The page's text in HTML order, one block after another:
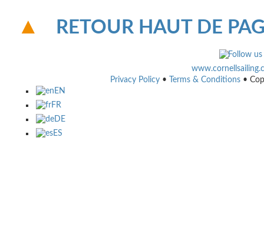
RETOUR HAUT DE
Privacy Policy • Terms & Conditions •
EN
FR
DE
ES